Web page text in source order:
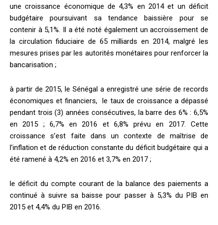
une croissance économique de 4,3% en 2014 et un déficit
budgétaire poursuivant sa tendance baissière pour se
contenir à 5,1%. Il a été noté également un accroissement de
la circulation fiduciaire de 65 milliards en 2014, malgré les
mesures prises par les autorités monétaires pour renforcer la
bancarisation ;
à partir de 2015, le Sénégal a enregistré une série de records
économiques et financiers, le taux de croissance a dépassé
pendant trois (3) années consécutives, la barre des 6% : 6,5%
en 2015 ; 6,7% en 2016 et 6,8% prévu en 2017. Cette
croissance s’est faite dans un contexte de maîtrise de
l’inflation et de réduction constante du déficit budgétaire qui a
été ramené à 4,2% en 2016 et 3,7% en 2017 ;
le déficit du compte courant de la balance des paiements a
continué à suivre sa baisse pour passer à 5,3% du PIB en
2015 et 4,4% du PIB en 2016.